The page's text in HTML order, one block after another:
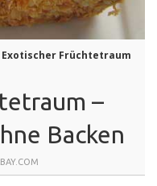
Exotischer Früchtetraum
–
Backen